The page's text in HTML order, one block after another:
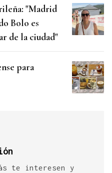
"Madrid
Bolo es
de la ciudad"
para
te interesen y